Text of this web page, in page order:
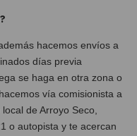
hacemos envíos a
días previa
se haga en otra zona o
vía comisionista a
de Arroyo Seco,
o autopista y te acercan